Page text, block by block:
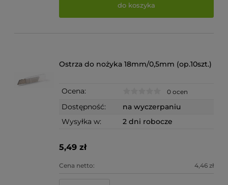
do koszyka
Ostrza do nożyka 18mm/0,5mm (op.10szt.)
Ocena: 0 ocen
Dostępność:
na wyczerpaniu
Wysyłka w:
2 dni robocze
5,49 zł
Cena netto: 4,46 zł